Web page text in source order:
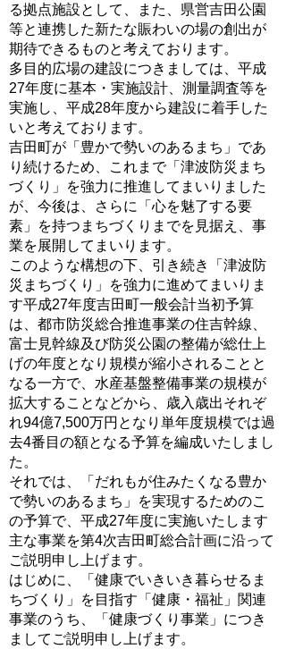
る拠点施設として、また、県営吉田公園
等と連携した新たな賑わいの場の創出が
期待できるものと考えております。
多目的広場の建設につきましては、平成
27年度に基本・実施設計、測量調査等を
実施し、平成28年度から建設に着手した
いと考えております。
吉田町が「豊かで勢いのあるまち」であ
り続けるため、これまで「津波防災まち
づくり」を強力に推進してまいりました
が、今後は、さらに「心を魅了する要
素」を持つまちづくりまでを見据え、事
業を展開してまいります。
このような構想の下、引き続き「津波防
災まちづくり」を強力に進めてまいりま
す平成27年度吉田町一般会計当初予算
は、都市防災総合推進事業の住吉幹線、
富士見幹線及び防災公園の整備が総仕上
げの年度となり規模が縮小されることと
なる一方で、水産基盤整備事業の規模が
拡大することなどから、歳入歳出それぞ
れ94億7,500万円となり単年度規模では過
去4番目の額となる予算を編成いたしまし
た。
それでは、「だれもが住みたくなる豊か
で勢いのあるまち」を実現するためのこ
の予算で、平成27年度に実施いたします
主な事業を第4次吉田町総合計画に沿って
ご説明申し上げます。
はじめに、「健康でいきいき暮らせるま
ちづくり」を目指す「健康・福祉」関連
事業のうち、「健康づくり事業」につき
ましてご説明申し上げます。